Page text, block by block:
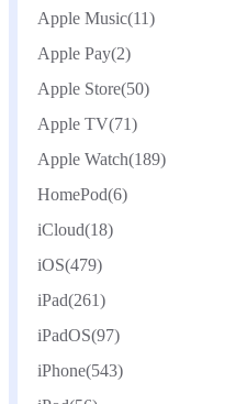
Apple Music(11)
Apple Pay(2)
Apple Store(50)
Apple TV(71)
Apple Watch(189)
HomePod(6)
iCloud(18)
iOS(479)
iPad(261)
iPadOS(97)
iPhone(543)